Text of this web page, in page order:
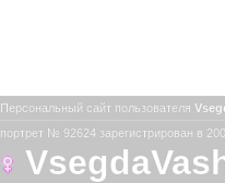
Персональный сайт пользователя
портрет № 92624 зарегистрирован в